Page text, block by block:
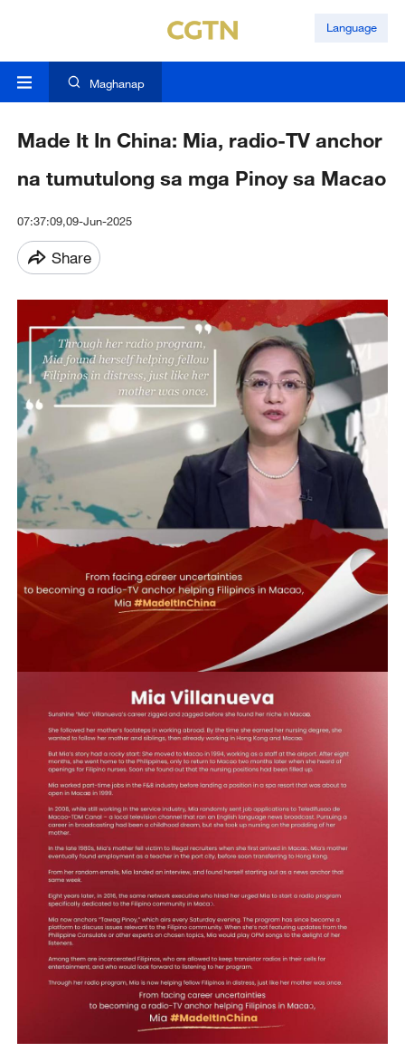
Language
Maghanap
Made It In China: Mia, radio-TV anchor
na tumutulong sa mga Pinoy sa Macao
07:37:09,09-Jun-2025
Share